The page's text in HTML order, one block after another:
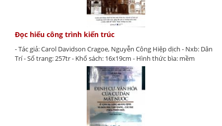
Đọc hiểu công trình kiến trúc
- Tác giả: Carol Davidson Cragoe, Nguyễn Công Hiệp dịch - Nxb: Dân
Trí - Số trang: 257tr - Khổ sách: 16x19cm - Hình thức bìa: mềm